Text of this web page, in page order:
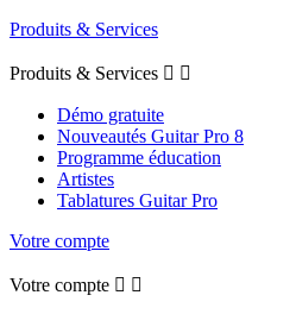
Produits & Services
Produits & Services  
Démo gratuite
Nouveautés Guitar Pro 8
Programme éducation
Artistes
Tablatures Guitar Pro
Votre compte
Votre compte  